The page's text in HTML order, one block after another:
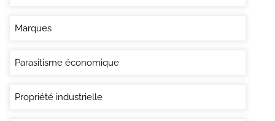
Marques
Parasitisme économique
Propriété industrielle